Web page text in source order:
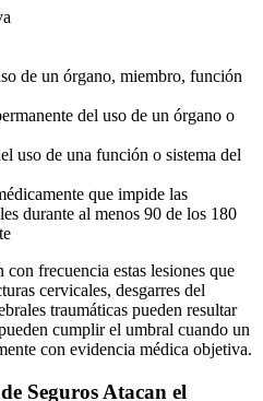
de un órgano, miembro, función
del uso de un órgano o
uso de una función o sistema del
que impide las
durante al menos 90 de los 180
frecuencia estas lesiones que
cervicales, desgarres del
traumáticas pueden resultar
cumplir el umbral cuando un
con evidencia médica objetiva.
Seguros Atacan el